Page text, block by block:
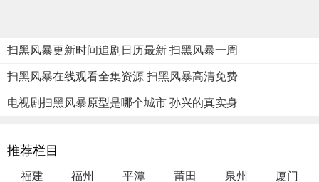
扫黑风暴更新时间追剧日历最新 扫黑风暴一周
扫黑风暴在线观看全集资源 扫黑风暴高清免费
电视剧扫黑风暴原型是哪个城市 孙兴的真实身
推荐栏目
福建 福州 平潭 莆田 泉州 厦门